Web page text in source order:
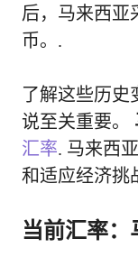
后，马来西亚
币。.
了解这些历史
说至关重要。
汇率. 马来西
和适应经济挑
当前汇率